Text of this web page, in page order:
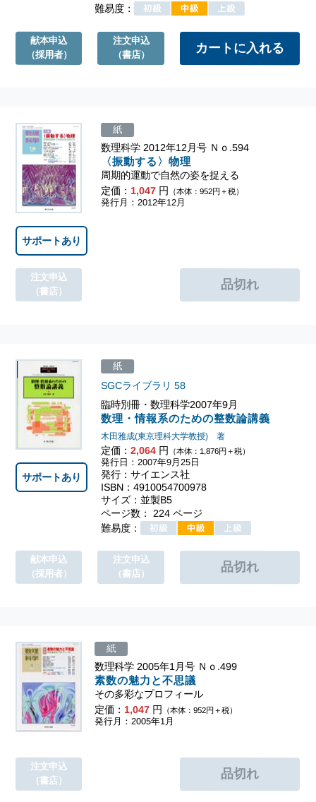
難易度：
献本申込
（採用者）
注文申込
（書店）
数理科学 2012年12月号 Ｎｏ.594
〈振動する〉物理
周期的運動で自然の姿を捉える
定価： 1,047円 （本体：952円＋税）
紙
発行月：2012年12月
サポートあり
注文申込
（書店）
臨時別冊・数理科学2007年9月
数理・情報系のための整数論講義
SGCライブラリ 58
木田雅成(東京理科大学教授) 著
定価： 2,064円 （本体：1,876円＋税）
紙
発行日：2007年9月25日
発行：サイエンス社
ISBN：4910054700978
サイズ：並製B5
ページ数： 224 ページ
難易度：
サポートあり
献本申込
（採用者）
注文申込
（書店）
数理科学 2005年1月号 Ｎｏ.499
素数の魅力と不思議
その多彩なプロフィール
定価： 1,047 円 （本体：952円＋税）
紙
発行月：2005年1月
注文申込
（書店）